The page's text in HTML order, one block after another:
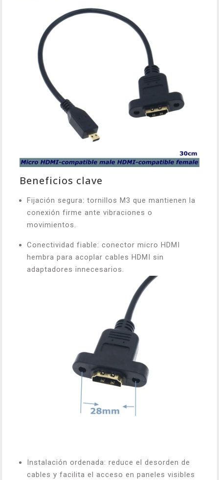
Beneficios clave
Fijación segura: tornillos M3 que mantienen la
conexión firme ante vibraciones o
movimientos.
Conectividad fiable: conector micro HDMI
hembra para acoplar cables HDMI sin
adaptadores innecesarios.
Instalación ordenada: reduce el desorden de
cables y facilita el acceso en paneles visibles